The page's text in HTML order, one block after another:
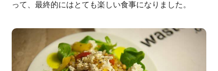
って、最終的にはとても楽しい食事になりました。